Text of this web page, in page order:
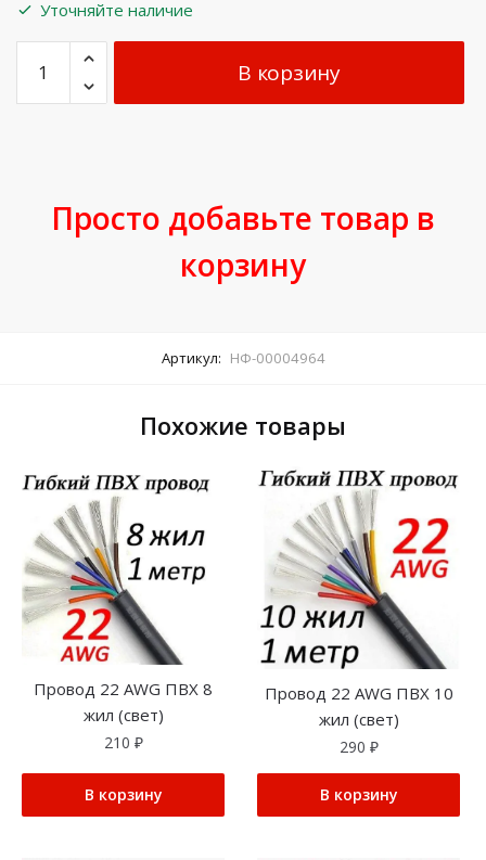
Уточняйте наличие
В корзину
Просто добавьте товар в
корзину
Артикул: НФ-00004964
Похожие товары
Провод 22 AWG ПВХ 8
жил (свет)
210 ₽
В корзину
Провод 22 AWG ПВХ 10
жил (свет)
290 ₽
В корзину